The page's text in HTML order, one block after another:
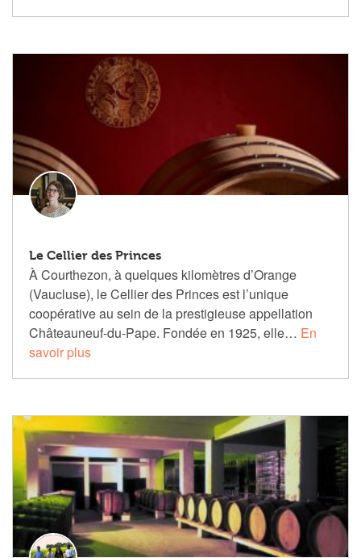
Le Cellier des Princes
À Courthezon, à quelques kilomètres d’Orange
(Vaucluse), le Cellier des Princes est l’unique
coopérative au sein de la prestigieuse appellation
Châteauneuf-du-Pape. Fondée en 1925, elle… En
savoir plus